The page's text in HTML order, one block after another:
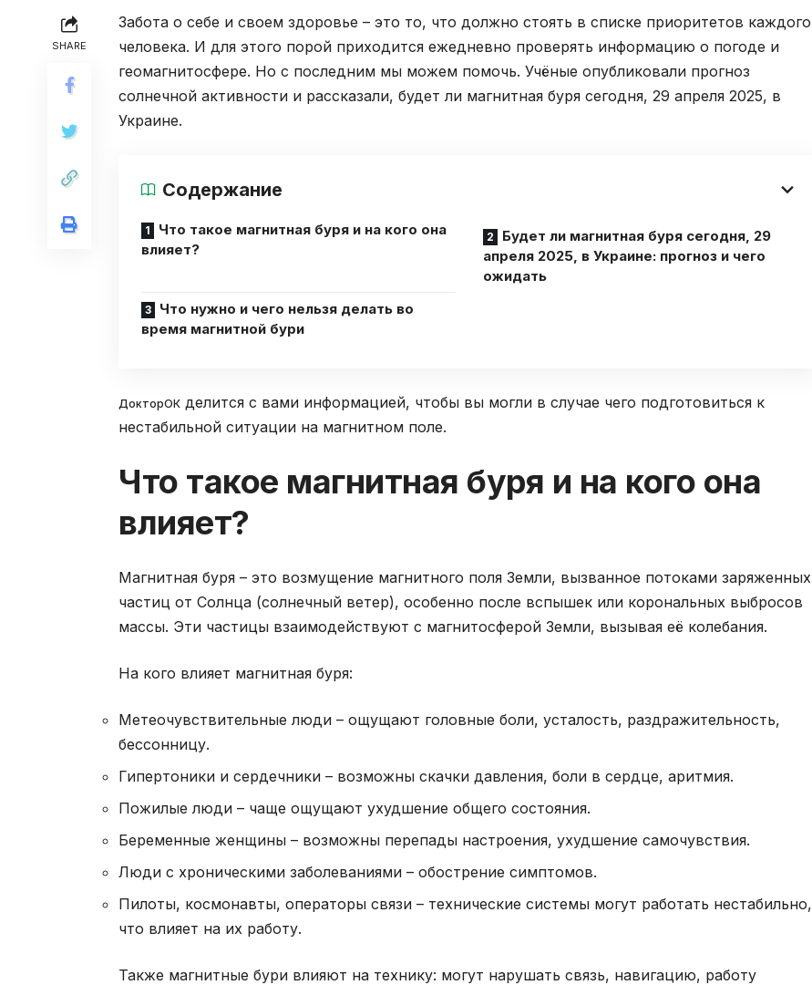
SHARE
Забота о себе и своем здоровье – это то, что должно стоять в списке приоритетов каждого
человека. И для этого порой приходится ежедневно проверять информацию о погоде и
геомагнитосфере. Но с последним мы можем помочь. Учёные опубликовали прогноз
солнечной активности и рассказали, будет ли магнитная буря сегодня, 29 апреля 2025, в
Украине.
Содержание
Что такое магнитная буря и на кого она
влияет?
Будет ли магнитная буря сегодня, 29
апреля 2025, в Украине: прогноз и чего
ожидать
Что нужно и чего нельзя делать во
время магнитной бури
ДокторОК делится с вами информацией, чтобы вы могли в случае чего подготовиться к
нестабильной ситуации на магнитном поле.
Что такое магнитная буря и на кого она
влияет?
Магнитная буря – это возмущение магнитного поля Земли, вызванное потоками заряженных
частиц от Солнца (солнечный ветер), особенно после вспышек или корональных выбросов
массы. Эти частицы взаимодействуют с магнитосферой Земли, вызывая её колебания.
На кого влияет магнитная буря:
Метеочувствительные люди – ощущают головные боли, усталость, раздражительность,
бессонницу.
Гипертоники и сердечники – возможны скачки давления, боли в сердце, аритмия.
Пожилые люди – чаще ощущают ухудшение общего состояния.
Беременные женщины – возможны перепады настроения, ухудшение самочувствия.
Люди с хроническими заболеваниями – обострение симптомов.
Пилоты, космонавты, операторы связи – технические системы могут работать нестабильно,
что влияет на их работу.
Также магнитные бури влияют на технику: могут нарушать связь, навигацию, работу